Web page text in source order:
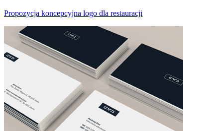
Propozycja koncepcyjna logo dla restauracji